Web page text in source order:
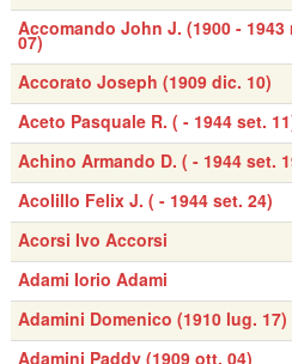
Accomando John J. (1900 - 1943
07)
Accorato Joseph (1909 dic. 10)
Aceto Pasquale R. ( - 1944 set.
Achino Armando D. ( - 1944 set.
Acolillo Felix J. ( - 1944 set. 24)
Acorsi Ivo Accorsi
Adami Iorio Adami
Adamini Domenico (1910 lug. 17)
Adamini Paddy (1909 ott. 04)